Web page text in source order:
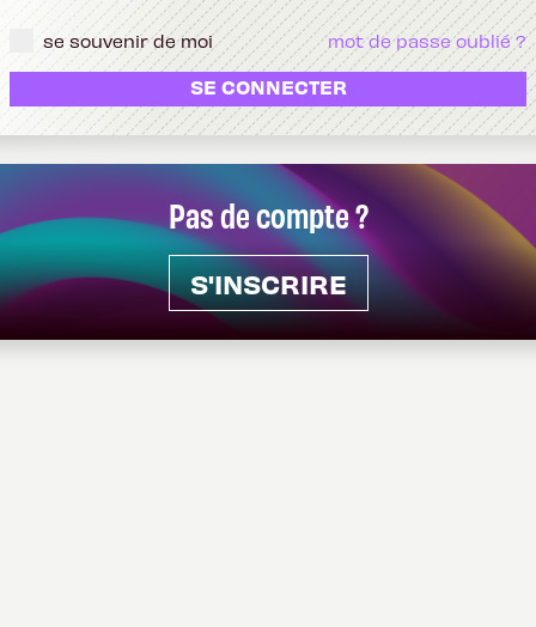
Pas de compte ?
S'INSCRIRE
se souvenir de moi mot de passe oublié ?
SE CONNECTER